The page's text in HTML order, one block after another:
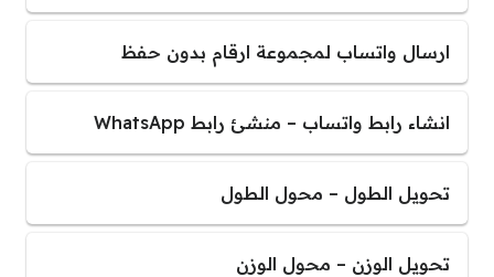
ارسال واتساب لمجموعة ارقام بدون حفظ
انشاء رابط واتساب – منشئ رابط WhatsApp
تحويل الطول – محول الطول
تحويل الوزن – محول الوزن